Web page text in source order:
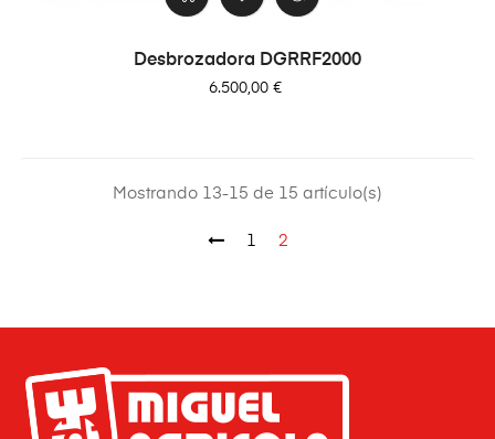
Desbrozadora DGRRF2000
Precio
6.500,00 €
Mostrando 13-15 de 15 artículo(s)
1 2